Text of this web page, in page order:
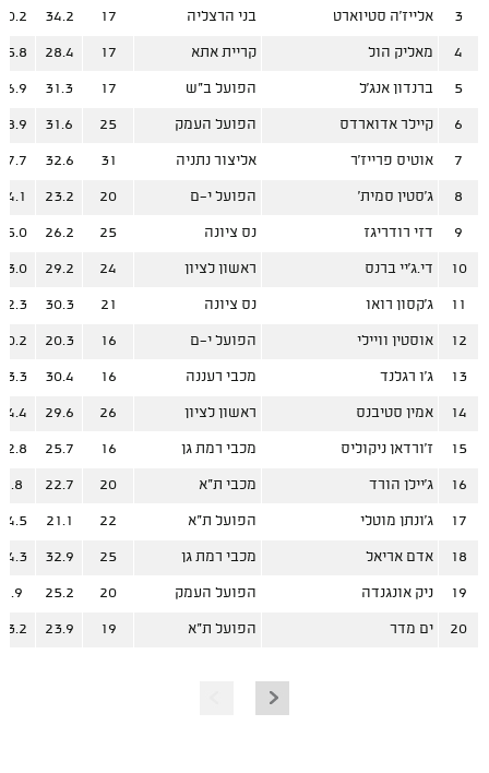
3 אלייז'ה סטיוארט בני הרצליה 17
34.2
4 מאליק הול קריית אתא 17
28.4
5 ברנדון אנג'ל הפועל ב"ש 17
31.3
6 קיילר אדוארדס הפועל העמק 25
31.6
7 אוטיס פרייז'ר אליצור נתניה 31
32.6
8 ג'סטין סמית' הפועל י-ם 20
23.2
14.1
9 דזי רודריגז נס ציונה 25
26.2
10 די.ג'יי ברנס ראשון לציון 24
29.2
11 ג'קסון רואו נס ציונה 21
30.3
12 אוסטין וויילי הפועל י-ם 16
20.3
13 ג'ו רגלנד מכבי רעננה 16
30.4
14 אמין סטיבנס ראשון לציון 26
29.6
15 ז'ורדאן ניקוליס מכבי רמת גן 16
25.7
16 ג'יילן הורד מכבי ת"א 20
22.7
9.8
17 ג'ונתן מוטלי הפועל ת"א 22
21.1
18 אדם אריאל מכבי רמת גן 25
32.9
19 ניק אונגנדה הפועל העמק 20
25.2
9.9
20 ים מדר הפועל ת"א 19
23.9